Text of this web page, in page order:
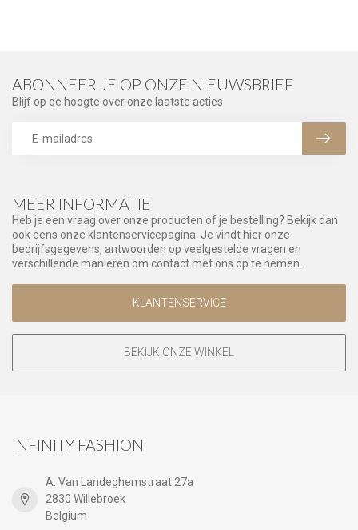
MEER INFORMATIE
Heb je een vraag over onze producten of je bestelling? Bekijk dan
ook eens onze klantenservicepagina. Je vindt hier onze
bedrijfsgegevens, antwoorden op veelgestelde vragen en
verschillende manieren om contact met ons op te nemen.
KLANTENSERVICE
BEKIJK ONZE WINKEL
ABONNEER JE OP ONZE NIEUWSBRIEF
Blijf op de hoogte over onze laatste acties
INFINITY FASHION
A. Van Landeghemstraat 27a
2830 Willebroek
Belgium